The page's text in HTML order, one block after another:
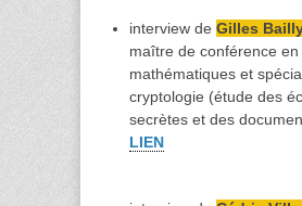
interview de Gilles
maître de conférence en
mathématiques et
cryptologie (étude des
secrètes et des
LIEN